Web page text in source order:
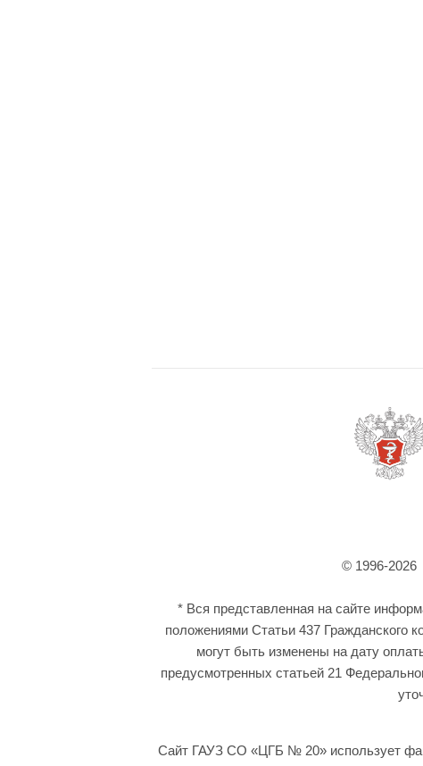
© 1996-2026
* Вся представленная на сайте
положениями Статьи 437 Гражданского
могут быть изменены на дату
предусмотренных статьей 21
Сайт ГАУЗ СО «ЦГБ № 20» использует